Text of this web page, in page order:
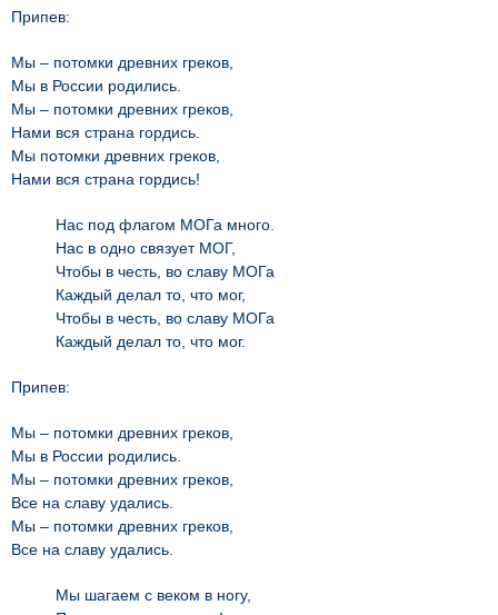
Припев:
Мы – потомки древних греков,
Мы в России родились.
Мы – потомки древних греков,
Нами вся страна гордись.
Мы потомки древних греков,
Нами вся страна гордись!
Нас под флагом МОГа много.
Нас в одно связует МОГ,
Чтобы в честь, во славу МОГа
Каждый делал то, что мог,
Чтобы в честь, во славу МОГа
Каждый делал то, что мог.
Припев:
Мы – потомки древних греков,
Мы в России родились.
Мы – потомки древних греков,
Все на славу удались.
Мы – потомки древних греков,
Все на славу удались.
Мы шагаем с веком в ногу,